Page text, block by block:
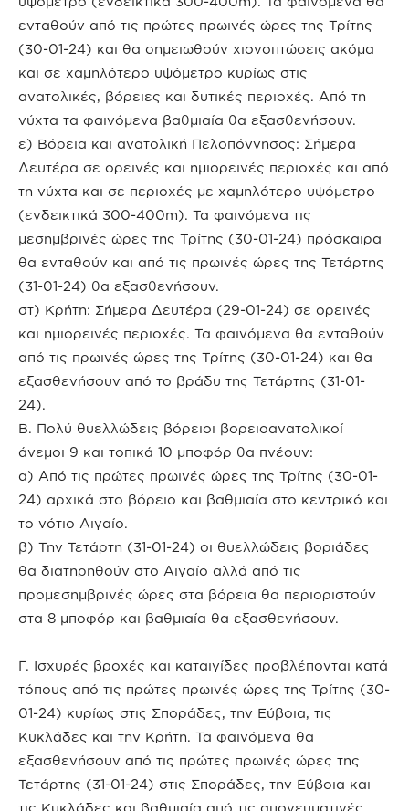
ενταθούν από τις πρώτες πρωινές ώρες της Τρίτης
(30-01-24) και θα σημειωθούν χιονοπτώσεις ακόμα
και σε χαμηλότερο υψόμετρο κυρίως στις
ανατολικές, βόρειες και δυτικές περιοχές. Από τη
νύχτα τα φαινόμενα βαθμιαία θα εξασθενήσουν.
ε) Βόρεια και ανατολική Πελοπόννησος: Σήμερα
Δευτέρα σε ορεινές και ημιορεινές περιοχές και από
τη νύχτα και σε περιοχές με χαμηλότερο υψόμετρο
(ενδεικτικά 300-400m). Τα φαινόμενα τις
μεσημβρινές ώρες της Τρίτης (30-01-24) πρόσκαιρα
θα ενταθούν και από τις πρωινές ώρες της Τετάρτης
(31-01-24) θα εξασθενήσουν.
στ) Κρήτη: Σήμερα Δευτέρα (29-01-24) σε ορεινές
και ημιορεινές περιοχές. Τα φαινόμενα θα ενταθούν
από τις πρωινές ώρες της Τρίτης (30-01-24) και θα
εξασθενήσουν από το βράδυ της Τετάρτης (31-01-
24).
Β. Πολύ θυελλώδεις βόρειοι βορειοανατολικοί
άνεμοι 9 και τοπικά 10 μποφόρ θα πνέουν:
α) Από τις πρώτες πρωινές ώρες της Τρίτης (30-01-
24) αρχικά στο βόρειο και βαθμιαία στο κεντρικό και
το νότιο Αιγαίο.
β) Την Τετάρτη (31-01-24) οι θυελλώδεις βοριάδες
θα διατηρηθούν στο Αιγαίο αλλά από τις
προμεσημβρινές ώρες στα βόρεια θα περιοριστούν
στα 8 μποφόρ και βαθμιαία θα εξασθενήσουν.
Γ. Ισχυρές βροχές και καταιγίδες προβλέπονται κατά
τόπους από τις πρώτες πρωινές ώρες της Τρίτης (30-
01-24) κυρίως στις Σποράδες, την Εύβοια, τις
Κυκλάδες και την Κρήτη. Τα φαινόμενα θα
εξασθενήσουν από τις πρώτες πρωινές ώρες της
Τετάρτης (31-01-24) στις Σποράδες, την Εύβοια και